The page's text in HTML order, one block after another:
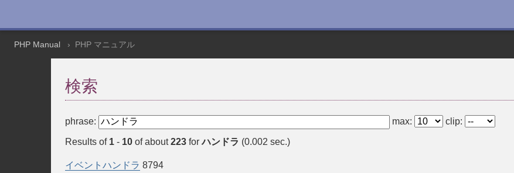
PHP Manual PHP マニュアル
検索
phrase: max: clip:
Results of 1 - 10 of about223 forハンドラ (0.002 sec.)
イベントハンドラ 8794